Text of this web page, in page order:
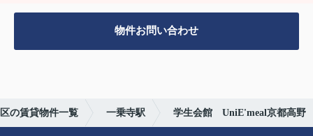
物件お問い合わせ
の賃貸物件一覧 一乗寺駅 学生会館 UniE'meal京都高野